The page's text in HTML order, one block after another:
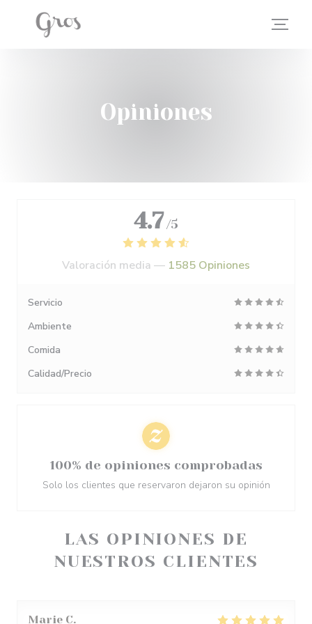
Personalización de sus opciones de cookies
Opiniones
LAS OPINIONES DE
NUESTROS CLIENTES
Marie C
4.7 /5
Valoración media — 1585 Opiniones
Servicio
Ambiente
Comida
Calidad/Precio
100% de opiniones comprobadas
Solo los clientes que reservaron dejaron su opinión